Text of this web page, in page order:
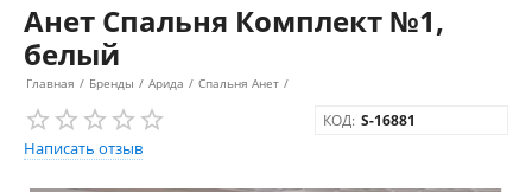
Анет Спальня Комплект №1,
белый
Главная / Бренды / Арида / Спальня Анет /
Написать отзыв
КОД: S-16881